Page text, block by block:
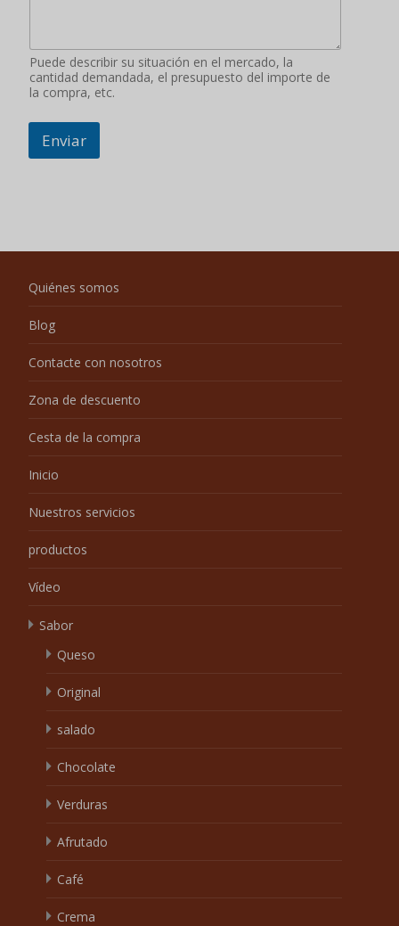
Puede describir su situación en el mercado, la
cantidad demandada, el presupuesto del importe de
la compra, etc.
Enviar
Quiénes somos
Blog
Contacte con nosotros
Zona de descuento
Cesta de la compra
Inicio
Nuestros servicios
productos
Vídeo
Sabor
Queso
Original
salado
Chocolate
Verduras
Afrutado
Café
Crema